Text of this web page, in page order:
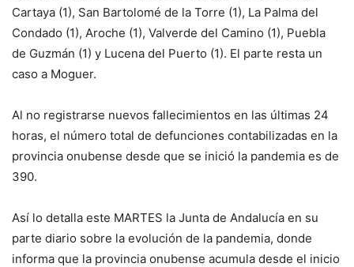
Cartaya (1), San Bartolomé de la Torre (1), La Palma del
Condado (1), Aroche (1), Valverde del Camino (1), Puebla
de Guzmán (1) y Lucena del Puerto (1). El parte resta un
caso a Moguer.
Al no registrarse nuevos fallecimientos en las últimas 24
horas, el número total de defunciones contabilizadas en la
provincia onubense desde que se inició la pandemia es de
390.
Así lo detalla este MARTES la Junta de Andalucía en su
parte diario sobre la evolución de la pandemia, donde
informa que la provincia onubense acumula desde el inicio